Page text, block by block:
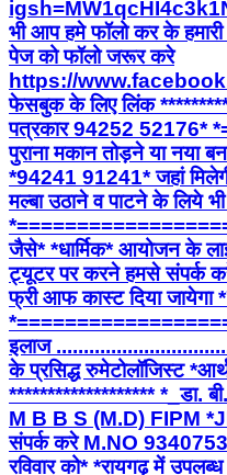
भी आप हमे फॉलो कर के
पेज को फॉलो जरूर करे
https://
फेसबुक के लिए लिंक
पत्रकार 94252 52176*
पुराना मकान तोड़ने या नया
*94241 91241* जहां
मल्बा उठाने व पाटने के लिये
जैसे* *धार्मिक* आयोजन के
ट्यूटर पर करने हमसे संपर्क
फ्री आफ कास्ट दिया
इलाज
के प्रसिद्ध रुमेटोलॉजिस्ट
******************* *_डा.
M B B S (M.D) FIPM
संपर्क करे M.NO
रविवार को* *रायगढ़ में